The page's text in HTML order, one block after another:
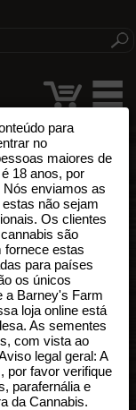
para
no
maiores de
18 anos, por
enviamos as
não sejam
Os clientes
são
fornece estas
para países
os únicos
a Barney's Farm
loja online está
As sementes
com vista ao
legal geral: A
por favor verifique
parafernália e
da Cannabis.